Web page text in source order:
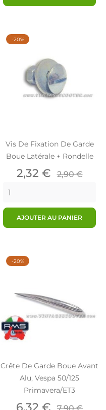
Vis De Fixation De Garde
Boue Latérale + Rondelle
Prix
2,32 € Prix
2,90 €
AJOUTER AU PANIER
-20%
Crête De Garde Boue Avant
Alu, Vespa 50/125
Primavera/ET3
Prix
6,32 € Prix
-20%